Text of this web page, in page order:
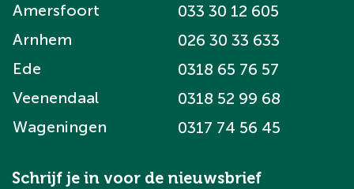
Amersfoort
033 30 12 605
Arnhem
026 30 33 633
Ede
0318 65 76 57
Veenendaal
0318 52 99 68
Wageningen
0317 74 56 45
Schrijf je in voor de nieuwsbrief